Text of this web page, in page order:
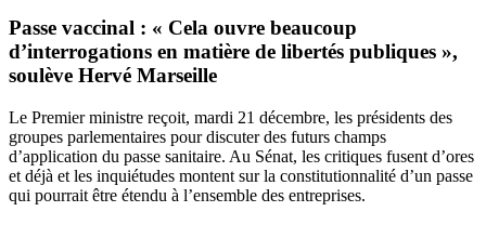
Passe vaccinal : « Cela ouvre beaucoup
d’interrogations en matière de libertés publiques »,
soulève Hervé Marseille
Le Premier ministre reçoit, mardi 21 décembre, les présidents des
groupes parlementaires pour discuter des futurs champs
d’application du passe sanitaire. Au Sénat, les critiques fusent d’ores
et déjà et les inquiétudes montent sur la constitutionnalité d’un passe
qui pourrait être étendu à l’ensemble des entreprises.